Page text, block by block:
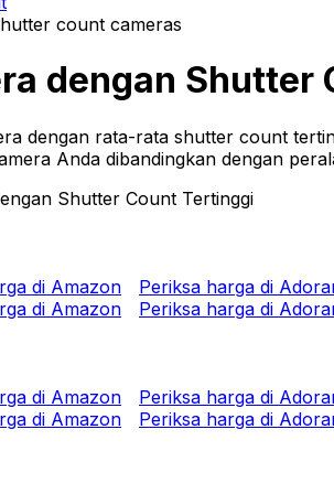
count cameras
dengan Shutter
dengan rata-rata shutter count
Anda dibandingkan dengan
Shutter Count Tertinggi
di Amazon
Periksa harga di
di Amazon
Periksa harga di
di Amazon
Periksa harga di
di Amazon
Periksa harga di